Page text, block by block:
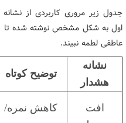
جدول زیر مروری کاربردی از
اول به شکل مشخص نوشته شده تا
عاطفی لطمه نبیند.
نشانه
هشدار
توضیح کوتاه
افت
کاهش نمره/